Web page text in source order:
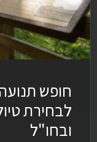
חופש
לבחירת
ובחו"ל